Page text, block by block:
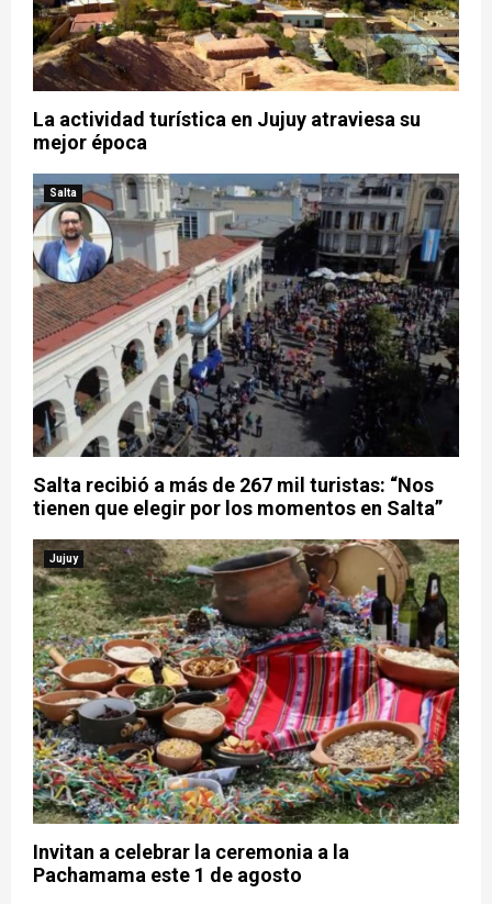
La actividad turística en Jujuy atraviesa su
mejor época
Salta
Salta recibió a más de 267 mil turistas: “Nos
tienen que elegir por los momentos en Salta”
Jujuy
Invitan a celebrar la ceremonia a la
Pachamama este 1 de agosto